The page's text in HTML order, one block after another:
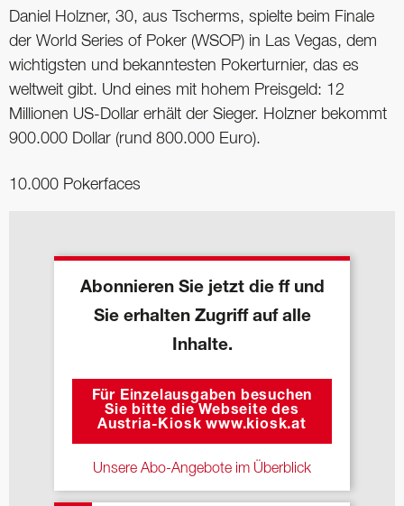
Daniel Holzner, 30, aus Tscherms, spielte beim Finale
der World Series of Poker (WSOP) in Las Vegas, dem
wichtigsten und bekanntesten Pokerturnier, das es
weltweit gibt. Und eines mit hohem Preisgeld: 12
Millionen US-Dollar erhält der Sieger. Holzner bekommt
900.000 Dollar (rund 800.000 Euro).
10.000 Pokerfaces
Abonnieren Sie jetzt die ff und
Sie erhalten Zugriff auf alle
Inhalte.
Für Einzelausgaben besuchen
Sie bitte die Webseite des
Austria-Kiosk www.kiosk.at
Unsere Abo-Angebote im Überblick